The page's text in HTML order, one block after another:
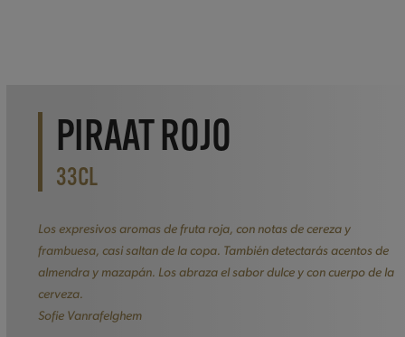
PIRAAT ROJO
33CL
Los expresivos aromas de fruta roja, con notas de cereza y
frambuesa, casi saltan de la copa. También detectarás acentos de
almendra y mazapán. Los abraza el sabor dulce y con cuerpo de la
cerveza.
Sofie Vanrafelghem